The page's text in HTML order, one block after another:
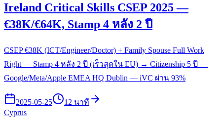
Ireland Critical Skills CSEP 2025 —
€38K/€64K, Stamp 4 หลัง 2 ปี
CSEP €38K (ICT/Engineer/Doctor) + Family Spouse Full Work
Right — Stamp 4 หลัง 2 ปี (เร็วสุดใน EU) → Citizenship 5 ปี —
Google/Meta/Apple EMEA HQ Dublin — iVC ผ่าน 93%
2025-05-25
12 นาที
Cyprus